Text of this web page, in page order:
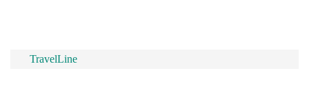
TravelLine